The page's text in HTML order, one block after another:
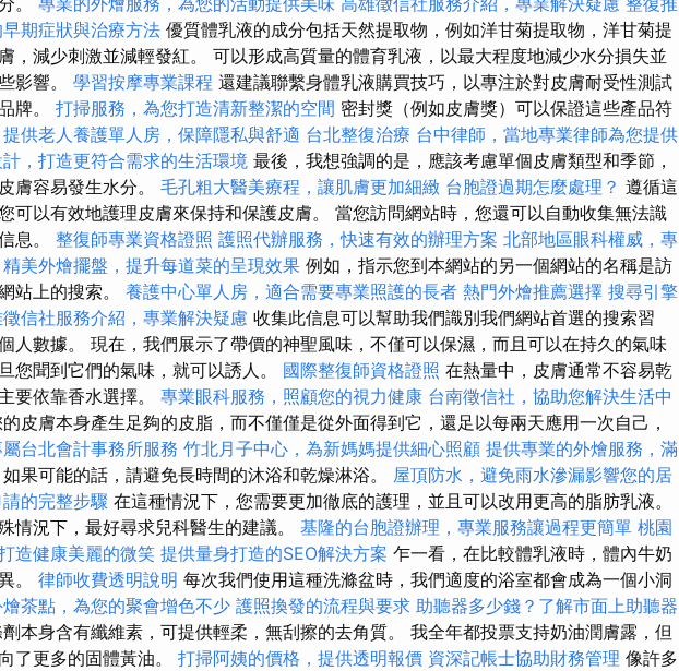
期症狀與治療方法 優質體乳液的成分包括天然提取物，例如洋甘菊提取物，洋甘菊提
，減少刺激並減輕發紅。 可以形成高質量的體育乳液，以最大程度地減少水分損失並
影響。 學習按摩專業課程 還建議聯繫身體乳液購買技巧，以專注於對皮膚耐受性測試
牌。 打掃服務，為您打造清新整潔的空間 密封獎（例如皮膚獎）可以保證這些產品符
提供老人養護單人房，保障隱私與舒適 台北整復治療 台中律師，當地專業律師為您提供
，打造更符合需求的生活環境 最後，我想強調的是，應該考慮單個皮膚類型和季節，
膚容易發生水分。 毛孔粗大醫美療程，讓肌膚更加細緻 台胞證過期怎麼處理？ 遵循這
可以有效地護理皮膚來保持和保護皮膚。 當您訪問網站時，您還可以自動收集無法識
息。 整復師專業資格證照 護照代辦服務，快速有效的辦理方案 北部地區眼科權威，專
精美外燴擺盤，提升每道菜的呈現效果 例如，指示您到本網站的另一個網站的名稱是訪
站上的搜索。 養護中心單人房，適合需要專業照護的長者 熱門外燴推薦選擇 搜尋引擎
信社服務介紹，專業解決疑慮 收集此信息可以幫助我們識別我們網站首選的搜索習
人數據。 現在，我們展示了帶價的神聖風味，不僅可以保濕，而且可以在持久的氣味
您聞到它們的氣味，就可以誘人。 國際整復師資格證照 在熱量中，皮膚通常不容易乾
要依靠香水選擇。 專業眼科服務，照顧您的視力健康 台南徵信社，協助您解決生活中
皮膚本身產生足夠的皮脂，而不僅僅是從外面得到它，還足以每兩天應用一次自己，
台北會計事務所服務 竹北月子中心，為新媽媽提供細心照顧 提供專業的外燴服務，滿
如果可能的話，請避免長時間的沐浴和乾燥淋浴。 屋頂防水，避免雨水滲漏影響您的居
的完整步驟 在這種情況下，您需要更加徹底的護理，並且可以改用更高的脂肪乳液。
情況下，最好尋求兒科醫生的建議。 基隆的台胞證辦理，專業服務讓過程更簡單 桃園
造健康美麗的微笑 提供量身打造的SEO解決方案 乍一看，在比較體乳液時，體內牛奶
。 律師收費透明說明 每次我們使用這種洗滌盆時，我們適度的浴室都會成為一個小洞
茶點，為您的聚會增色不少 護照換發的流程與要求 助聽器多少錢？了解市面上助聽器
本身含有纖維素，可提供輕柔，無刮擦的去角質。 我全年都投票支持奶油潤膚露，但
了更多的固體黃油。 打掃阿姨的價格，提供透明報價 資深記帳士協助財務管理 像許多